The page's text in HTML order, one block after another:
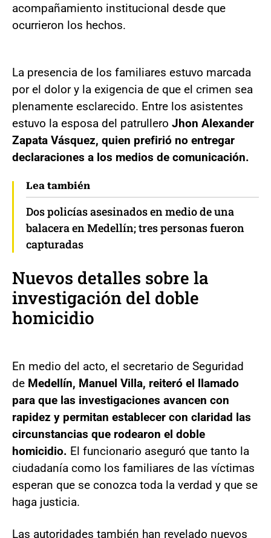
acompañamiento institucional desde que
ocurrieron los hechos.
La presencia de los familiares estuvo marcada
por el dolor y la exigencia de que el crimen sea
plenamente esclarecido. Entre los asistentes
estuvo la esposa del patrullero Jhon Alexander
Zapata Vásquez, quien prefirió no entregar
declaraciones a los medios de comunicación.
Lea también
Dos policías asesinados en medio de una
balacera en Medellín; tres personas fueron
capturadas
Nuevos detalles sobre la
investigación del doble
homicidio
En medio del acto, el secretario de Seguridad
de Medellín, Manuel Villa, reiteró el llamado
para que las investigaciones avancen con
rapidez y permitan establecer con claridad las
circunstancias que rodearon el doble
homicidio. El funcionario aseguró que tanto la
ciudadanía como los familiares de las víctimas
esperan que se conozca toda la verdad y que se
haga justicia.
Las autoridades también han revelado nuevos